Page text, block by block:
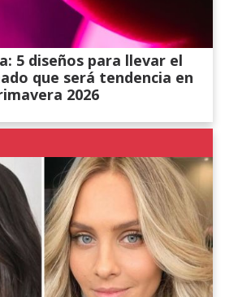
5 diseños para llevar el
que será tendencia en
2026